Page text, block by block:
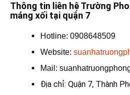
Thông tin liên hệ Trường
máng xối tại quận 7
Hotline: 0908648509
Website:
Mail:
Địa chỉ: Quận 7, Thành